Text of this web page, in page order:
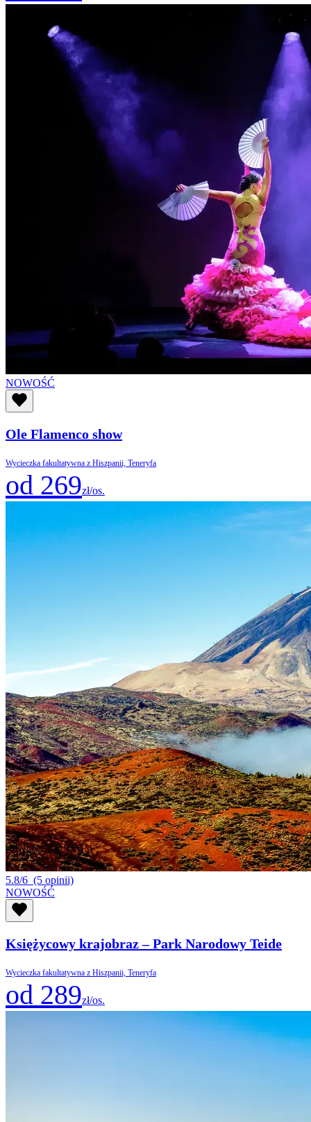
NOWOŚĆ
Ole Flamenco show
Wycieczka fakultatywna z Hiszpanii, Teneryfa
od 269zł/os.
5.8/6 (5 opinii)
NOWOŚĆ
Księżycowy krajobraz – Park Narodowy Teide
Wycieczka fakultatywna z Hiszpanii, Teneryfa
od 289zł/os.